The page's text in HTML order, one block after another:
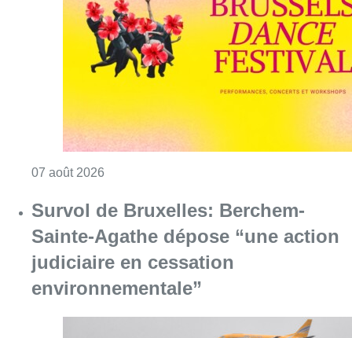
07 août 2026
Survol de Bruxelles: Berchem-
Sainte-Agathe dépose “une action
judiciaire en cessation
environnementale”